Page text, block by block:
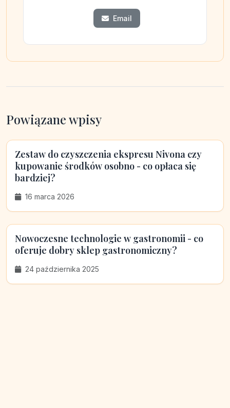
Email
Powiązane wpisy
Zestaw do czyszczenia ekspresu Nivona czy
kupowanie środków osobno - co opłaca się
bardziej?
16 marca 2026
Nowoczesne technologie w gastronomii - co
oferuje dobry sklep gastronomiczny?
24 października 2025